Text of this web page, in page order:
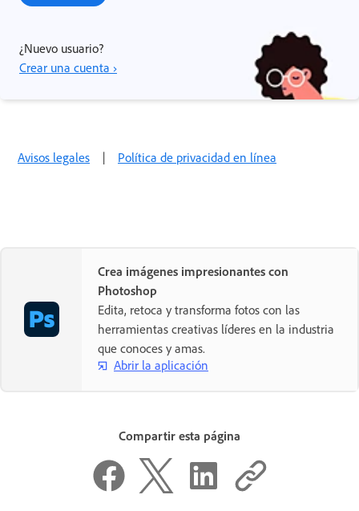
¿Nuevo usuario?
Crear una cuenta ›
Avisos legales | Política de privacidad en línea
Crea imágenes impresionantes con
Photoshop
Edita, retoca y transforma fotos con las
herramientas creativas líderes en la industria
que conoces y amas.
Abrir la aplicación
Compartir esta página